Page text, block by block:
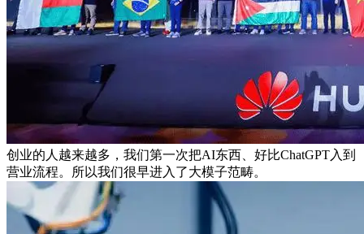
创业的人越来越多，我们第一次把AI东西、好比ChatGPT入到
营业流程。所以我们很早进入了大模子范畴。